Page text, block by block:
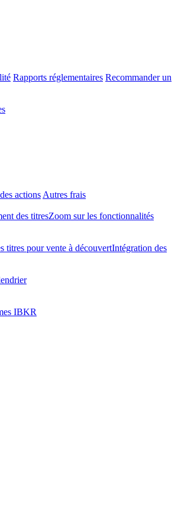
Rapports réglementaires Recommander un
actions Autres frais
des titresZoom sur les fonctionnalités
titres pour vente à découvertIntégration des
IBKR